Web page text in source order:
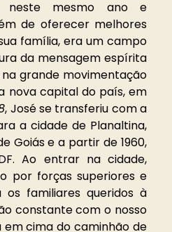
neste mesmo ano e
de oferecer melhores
família, era um campo
da mensagem espírita
grande movimentação
nova capital do país, em
, José se transferiu com a
a cidade de Planaltina,
Goiás e a partir de 1960,
Ao entrar na cidade,
por forças superiores e
os familiares queridos à
constante com o nosso
em cima do caminhão de